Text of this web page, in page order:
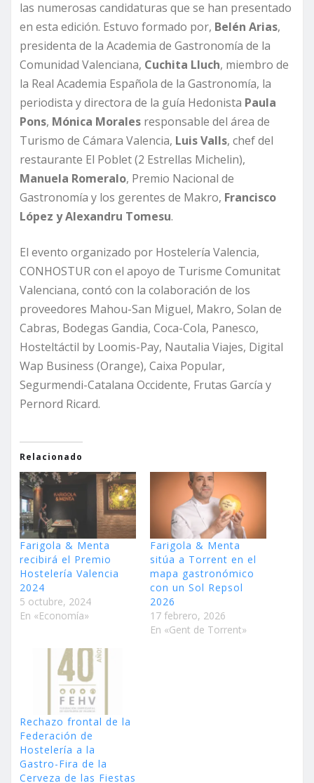
las numerosas candidaturas que se han presentado
en esta edición. Estuvo formado por, Belén Arias,
presidenta de la Academia de Gastronomía de la
Comunidad Valenciana, Cuchita Lluch, miembro de
la Real Academia Española de la Gastronomía, la
periodista y directora de la guía Hedonista Paula
Pons, Mónica Morales responsable del área de
Turismo de Cámara Valencia, Luis Valls, chef del
restaurante El Poblet (2 Estrellas Michelin),
Manuela Romeralo, Premio Nacional de
Gastronomía y los gerentes de Makro, Francisco
López y Alexandru Tomesu.
El evento organizado por Hostelería Valencia,
CONHOSTUR con el apoyo de Turisme Comunitat
Valenciana, contó con la colaboración de los
proveedores Mahou-San Miguel, Makro, Solan de
Cabras, Bodegas Gandia, Coca-Cola, Panesco,
Hosteltáctil by Loomis-Pay, Nautalia Viajes, Digital
Wap Business (Orange), Caixa Popular,
Segurmendi-Catalana Occidente, Frutas García y
Pernord Ricard.
Relacionado
Farigola & Menta
recibirá el Premio
Hostelería Valencia
2024
5 octubre, 2024
En «Economía»
Farigola & Menta
sitúa a Torrent en el
mapa gastronómico
con un Sol Repsol
2026
17 febrero, 2026
En «Gent de Torrent»
Rechazo frontal de la
Federación de
Hostelería a la
Gastro-Fira de la
Cerveza de las Fiestas